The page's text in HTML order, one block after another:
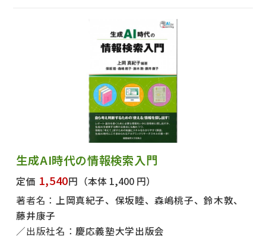
生成AI時代の情報検索入門
定価 1,540円 （本体 1,400 円）
著者名： 上岡真紀子、保坂睦、森嶋桃子、鈴木敦、
藤井康子
出版社名：慶応義塾大学出版会